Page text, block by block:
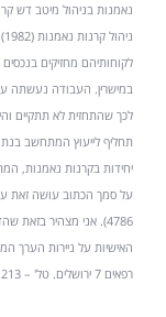
לקוחותיהם מחזיקים בנכסים
במישרין. העבודה נעשתה על
לכך שהתחזית לא תתקיים
תחליף לייעוץ המתחשב
יחידות בקרנות נאמנות,
4786). אני מצהיר
רפאים 7 ירושלים. טל' – 02-6251213